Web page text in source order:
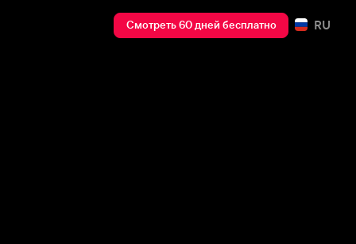
Смотреть 60 дней бесплатно RU